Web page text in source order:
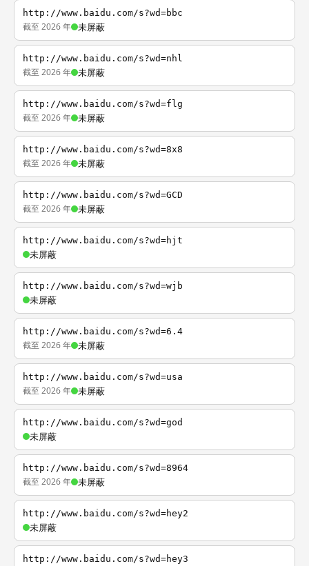
http://www.baidu.com/s?wd=bbc
截至 2026 年 未屏蔽
http://www.baidu.com/s?wd=nhl
截至 2026 年 未屏蔽
http://www.baidu.com/s?wd=flg
截至 2026 年 未屏蔽
http://www.baidu.com/s?wd=8x8
截至 2026 年 未屏蔽
http://www.baidu.com/s?wd=GCD
截至 2026 年 未屏蔽
http://www.baidu.com/s?wd=hjt
未屏蔽
http://www.baidu.com/s?wd=wjb
未屏蔽
http://www.baidu.com/s?wd=6.4
截至 2026 年 未屏蔽
http://www.baidu.com/s?wd=usa
截至 2026 年 未屏蔽
http://www.baidu.com/s?wd=god
未屏蔽
http://www.baidu.com/s?wd=8964
截至 2026 年 未屏蔽
http://www.baidu.com/s?wd=hey2
未屏蔽
http://www.baidu.com/s?wd=hey3